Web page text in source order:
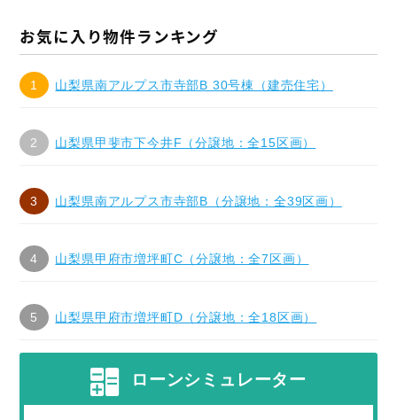
お気に入り物件ランキング
山梨県南アルプス市寺部B 30号棟（建売住宅）
山梨県甲斐市下今井F（分譲地：全15区画）
山梨県南アルプス市寺部B（分譲地：全39区画）
山梨県甲府市増坪町C（分譲地：全7区画）
山梨県甲府市増坪町D（分譲地：全18区画）
ローンシミュレーター